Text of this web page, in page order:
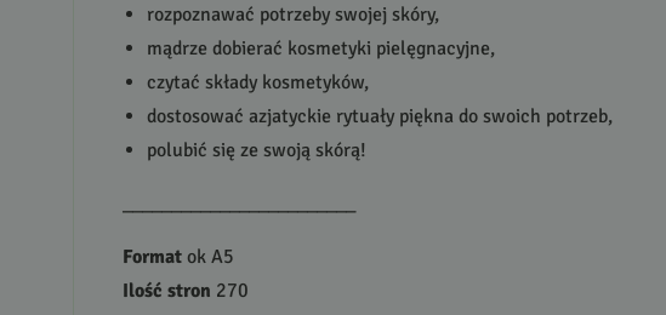
rozpoznawać potrzeby swojej skóry,
mądrze dobierać kosmetyki pielęgnacyjne,
czytać składy kosmetyków,
dostosować azjatyckie rytuały piękna do swoich potrzeb,
polubić się ze swoją skórą!
Format ok A5
Ilość stron 270